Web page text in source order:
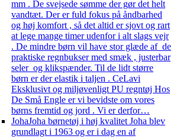
mm . De svejsede sømme der gør det helt
vandtæt. Der er fuld fokus på åndbarhed
og høj komfort , så det altid er sjovt og rart
at lege mange timer udenfor i alt slags vejr
. De mindre børn vil have stor glæde af de
praktiske regnbukser med smæk , justerbar
seler og klikspænder. Til de lidt større
børn er der elastik i taljen . CeLavi
Eksklusivt og miljøvenligt PU regntøj Hos
De Små Engle er vi bevidste om vores
børns fremtid og jord . Vi er derfor…
JohaJoha børnetøj i høj kvalitet Joha blev
grundlagt i 1963 og er i dag en af